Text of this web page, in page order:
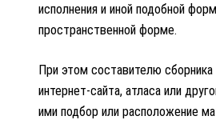
исполнения и иной подобной
пространственной форме.
При этом составителю сборника
интернет-сайта, атласа или
ими подбор или расположение